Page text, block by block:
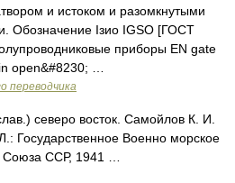
и истоком и разомкнутыми
Обозначение Iзио IGSO [ГОСТ
приборы EN gate
open&#8230; …
переводчика
северо восток. Самойлов К. И.
Государственное Военно морское
ССР, 1941 …